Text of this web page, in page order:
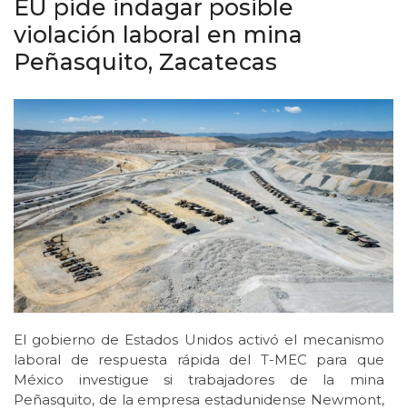
EU pide indagar posible
violación laboral en mina
Peñasquito, Zacatecas
El gobierno de Estados Unidos activó el mecanismo
laboral de respuesta rápida del T-MEC para que
México investigue si trabajadores de la mina
Peñasquito, de la empresa estadunidense Newmont,